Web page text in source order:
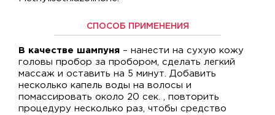
СПОСОБ ПРИМЕНЕНИЯ
В качестве шампуня – нанести на сухую кожу
головы пробор за пробором, сделать легкий
массаж и оставить на 5 минут. Добавить
несколько капель воды на волосы и
помассировать около 20 сек. , повторить
процедуру несколько раз, чтобы средство